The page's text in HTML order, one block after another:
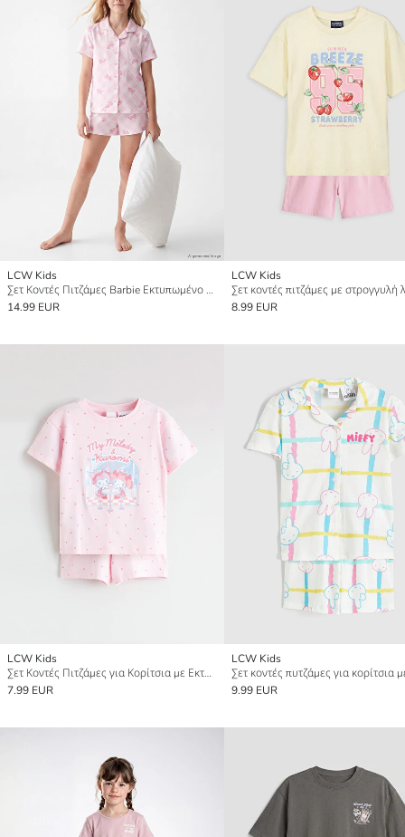
LCW Kids
Σετ Κοντές Πιτζάμες Barbie Εκτυπωμένο για κορίτσια
14.99 EUR
LCW Kids
8.99 EUR
LCW Kids
Σετ Κοντές Πιτζάμες για Κορίτσια με Εκτύπωση My Melody & Kuromi
7.99 EUR
LCW Kids
9.99 EUR